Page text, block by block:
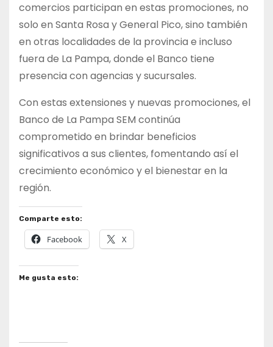
comercios participan en estas promociones, no
solo en Santa Rosa y General Pico, sino también
en otras localidades de la provincia e incluso
fuera de La Pampa, donde el Banco tiene
presencia con agencias y sucursales.
Con estas extensiones y nuevas promociones, el
Banco de La Pampa SEM continúa
comprometido en brindar beneficios
significativos a sus clientes, fomentando así el
crecimiento económico y el bienestar en la
región.
Comparte esto:
Facebook X
Me gusta esto: